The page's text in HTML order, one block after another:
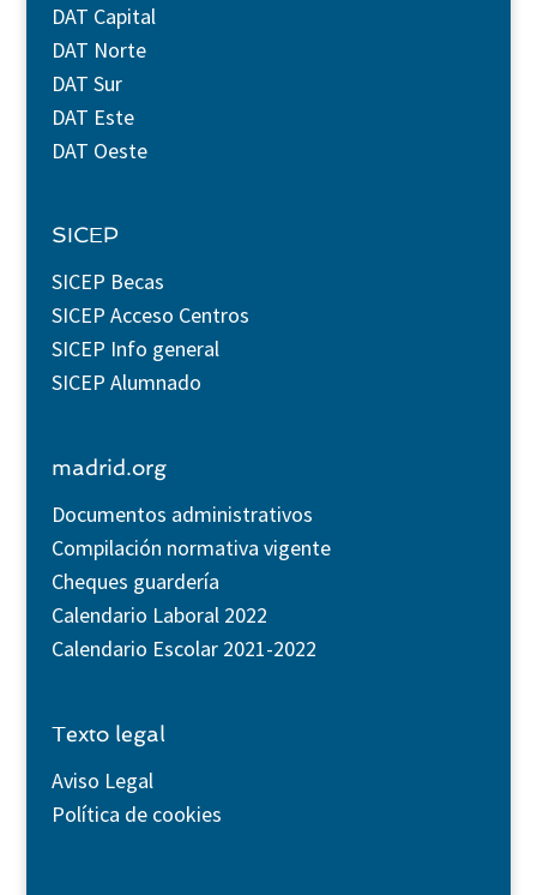
DAT Capital
DAT Norte
DAT Sur
DAT Este
DAT Oeste
SICEP
SICEP Becas
SICEP Acceso Centros
SICEP Info general
SICEP Alumnado
madrid.org
Documentos administrativos
Compilación normativa vigente
Cheques guardería
Calendario Laboral 2022
Calendario Escolar 2021-2022
Texto legal
Aviso Legal
Política de cookies